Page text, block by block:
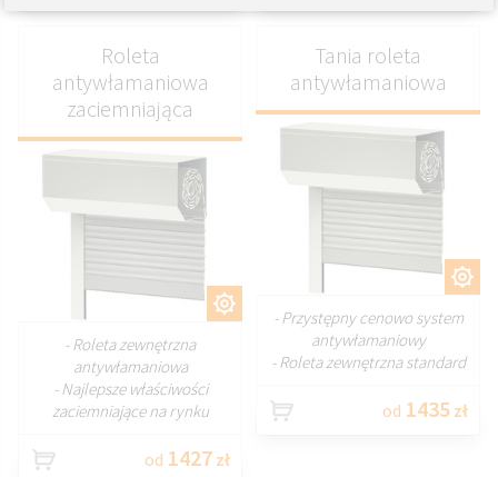
DOSTOSUJ
Roleta
antywłamaniowa
zaciemniająca
- Roleta zewnętrzna
antywłamaniowa
- Najlepsze właściwości
zaciemniające na rynku
od 1427 zł
DOSTOSUJ
Tania roleta
antywłamaniowa
- Przystępny cenowo system
antywłamaniowy
- Roleta zewnętrzna standard
od 1435 zł